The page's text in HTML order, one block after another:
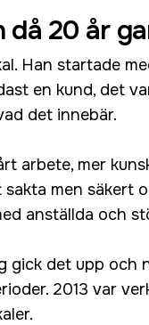
då 20 år
Han startade
en kund, det
det innebär.
arbete, mer
men säkert
anställda och
gick det upp och
2013 var